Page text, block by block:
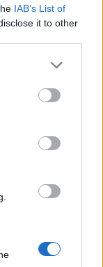
IAB’s List of
it to other
more Google
may click to
party tags to
below Google